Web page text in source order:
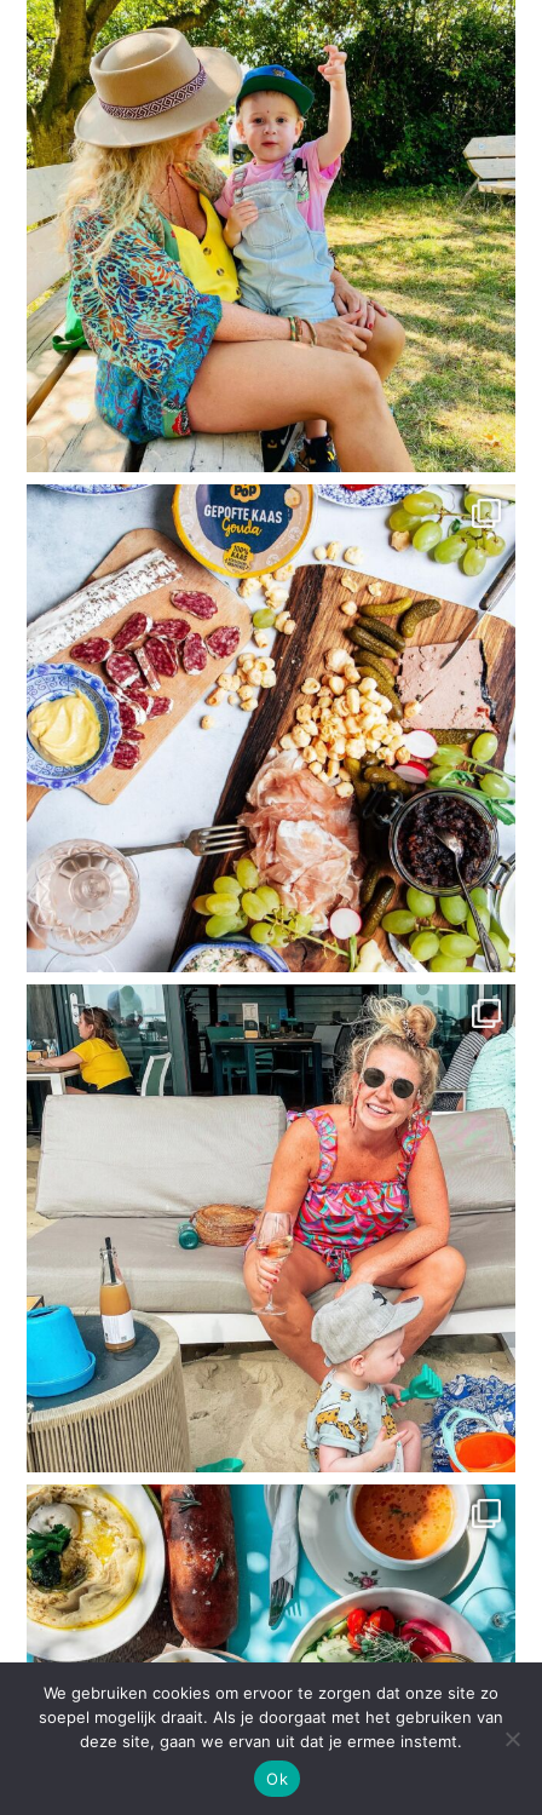
We gebruiken cookies om ervoor te zorgen dat onze site zo
soepel mogelijk draait. Als je doorgaat met het gebruiken van
deze site, gaan we ervan uit dat je ermee instemt.
Ok